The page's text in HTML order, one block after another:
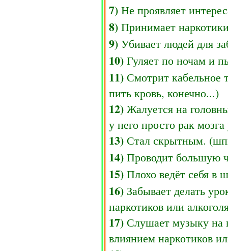
7) Не проявляет
8) Принимает
9) Убивает людей для
10) Гуляет по ночам и
11) Смотрит кабельное
пить кровь, конечно...)
12) Жалуется на
у него просто рак
13) Стал скрытным.
14) Проводит большую
15) Плохо ведёт себя в
16) Забывает делать
наркотиков или
17) Слушает музыку на
влиянием наркотиков